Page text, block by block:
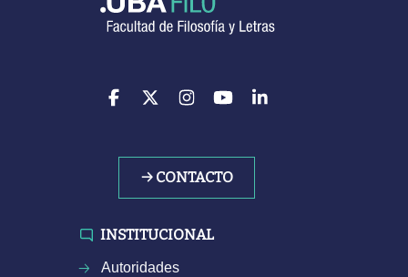
→ CONTACTO
INSTITUCIONAL
Autoridades